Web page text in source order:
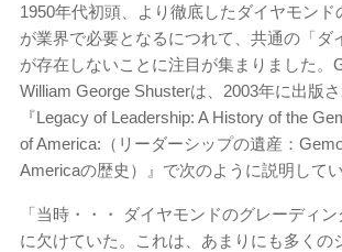
1950年代初頭、より徹底したダイヤモン
が業界で必要となるにつれて、共通の「ダ
が存在しないことに注目が集まりました。
William George Shusterは、2003年に出版
『Legacy of Leadership: A History of the
of America:（リーダーシップの遺産：
Americaの歴史）』で次のように説明してい
「当時・・・ ダイヤモンドのグレーディ
に欠けていた。これは、あまりにも多くの